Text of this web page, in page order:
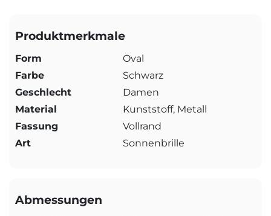
Produktmerkmale
Form
Oval
Farbe
Schwarz
Geschlecht
Damen
Material
Kunststoff, Metall
Fassung
Vollrand
Art
Sonnenbrille
Abmessungen